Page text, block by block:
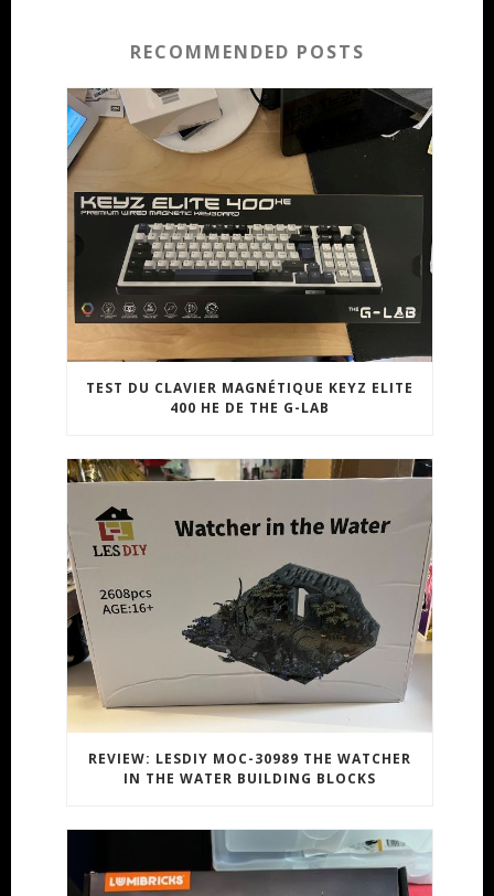
RECOMMENDED POSTS
TEST DU CLAVIER MAGNÉTIQUE KEYZ ELITE
400 HE DE THE G-LAB
REVIEW: LESDIY MOC-30989 THE WATCHER
IN THE WATER BUILDING BLOCKS